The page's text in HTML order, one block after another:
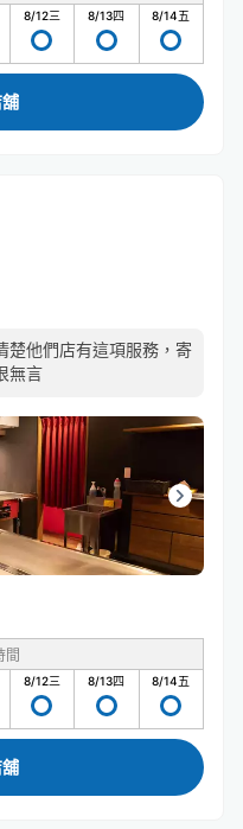
8/12三 8/13四 8/14五
楚他們店有這項服務，寄
無言
間
8/12三 8/13四 8/14五